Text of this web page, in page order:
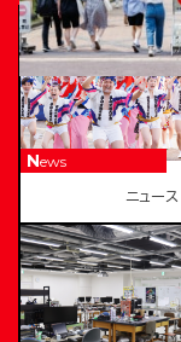
News
ニュース